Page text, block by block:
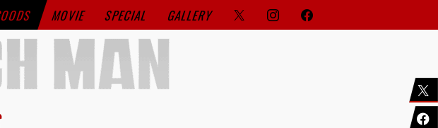
MOVIE SPECIAL GALLERY